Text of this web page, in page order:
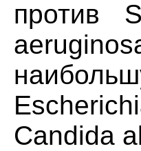
против
Candida